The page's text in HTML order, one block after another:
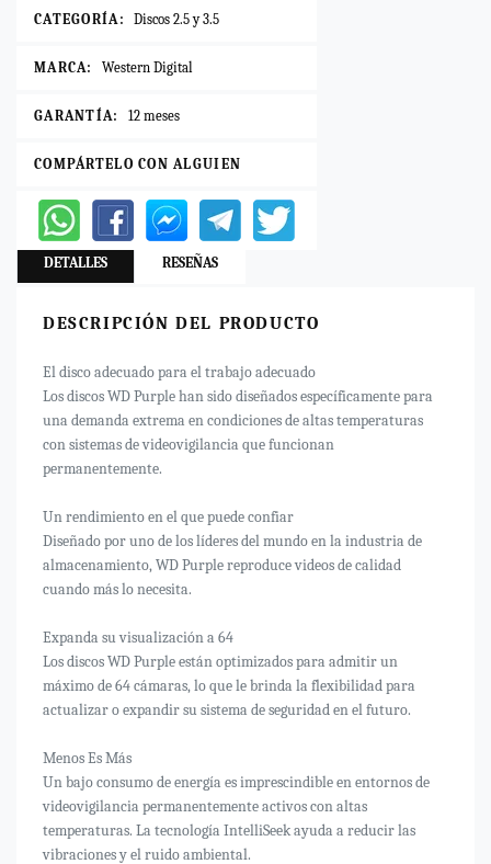
CATEGORÍA: Discos 2.5 y 3.5
MARCA: Western Digital
GARANTÍA: 12 meses
COMPÁRTELO CON ALGUIEN
DETALLES RESEÑAS
DESCRIPCIÓN DEL PRODUCTO
El disco adecuado para el trabajo adecuado
Los discos WD Purple han sido diseñados específicamente para
una demanda extrema en condiciones de altas temperaturas
con sistemas de videovigilancia que funcionan
permanentemente.
Un rendimiento en el que puede confiar
Diseñado por uno de los líderes del mundo en la industria de
almacenamiento, WD Purple reproduce videos de calidad
cuando más lo necesita.
Expanda su visualización a 64
Los discos WD Purple están optimizados para admitir un
máximo de 64 cámaras, lo que le brinda la flexibilidad para
actualizar o expandir su sistema de seguridad en el futuro.
Menos Es Más
Un bajo consumo de energía es imprescindible en entornos de
videovigilancia permanentemente activos con altas
temperaturas. La tecnología IntelliSeek ayuda a reducir las
vibraciones y el ruido ambiental.